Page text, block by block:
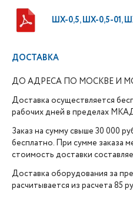
ШХ-0,5, ШХ-0,5-01,
ДОСТАВКА
ДО АДРЕСА ПО МОСКВЕ И
Доставка осуществляется
рабочих дней в пределах
Заказ на сумму свыше 30 000
бесплатно. При сумме заказа
стоимость доставки
Доставка оборудования за
расчитывается из расчета 85